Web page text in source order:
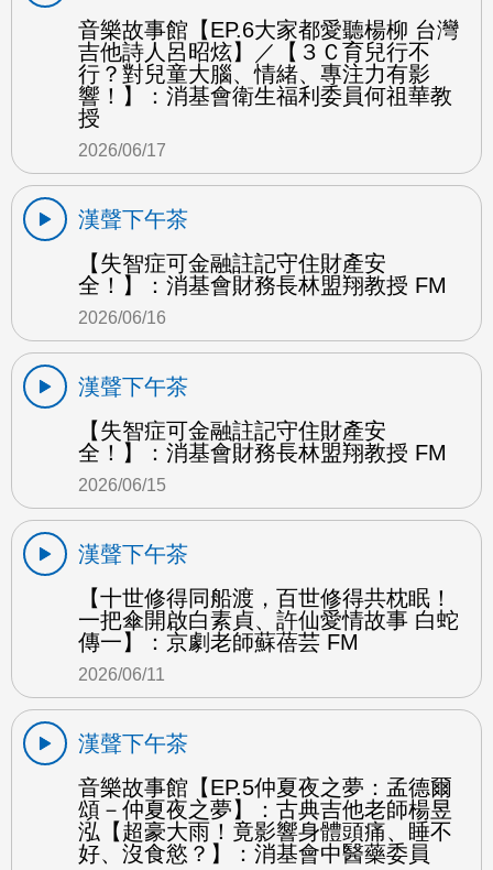
音樂故事館【EP.6大家都愛聽楊柳 台灣
吉他詩人呂昭炫】／【３Ｃ育兒行不
行？對兒童大腦、情緒、專注力有影
響！】：消基會衛生福利委員何祖華教
授
2026/06/17
漢聲下午茶
【失智症可金融註記守住財產安
全！】：消基會財務長林盟翔教授 FM
2026/06/16
漢聲下午茶
【失智症可金融註記守住財產安
全！】：消基會財務長林盟翔教授 FM
2026/06/15
漢聲下午茶
【十世修得同船渡，百世修得共枕眠！
一把傘開啟白素貞、許仙愛情故事 白蛇
傳一】：京劇老師蘇蓓芸 FM
2026/06/11
漢聲下午茶
音樂故事館【EP.5仲夏夜之夢：孟德爾
頌－仲夏夜之夢】：古典吉他老師楊昱
泓【超豪大雨！竟影響身體頭痛、睡不
好、沒食慾？】：消基會中醫藥委員